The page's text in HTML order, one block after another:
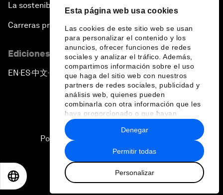
Esta página web usa cookies
Las cookies de este sitio web se usan
para personalizar el contenido y los
anuncios, ofrecer funciones de redes
sociales y analizar el tráfico. Además,
compartimos información sobre el uso
que haga del sitio web con nuestros
partners de redes sociales, publicidad y
análisis web, quienes pueden
combinarla con otra información que les
haya proporcionado o que hayan
recopilado a partir del uso que haya
hecho de sus servicios.
Permitir todas
Personalizar
Denegar
La sostenibilidad en el Foro
Carreras profesionales
Ediciones en otros idiomas
EN ▪ ES▪中文▪ 日本語
Política de privacidad y normas de uso
2026 Foro Económico Mundial